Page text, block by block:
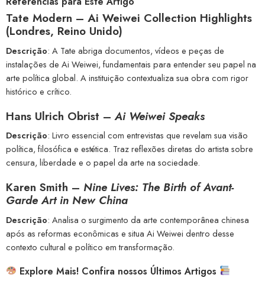
Tate Modern – Ai Weiwei Collection Highlights
(Londres, Reino Unido)
Descrição: A Tate abriga documentos, vídeos e peças de
instalações de Ai Weiwei, fundamentais para entender seu papel na
arte política global. A instituição contextualiza sua obra com rigor
histórico e crítico.
Hans Ulrich Obrist –Ai Weiwei Speaks
Descrição: Livro essencial com entrevistas que revelam sua visão
política, filosófica e estética. Traz reflexões diretas do artista sobre
censura, liberdade e o papel da arte na sociedade.
Karen Smith – Nine Lives: The Birth of Avant-
Garde Art in New China
Descrição: Analisa o surgimento da arte contemporânea chinesa
após as reformas econômicas e situa Ai Weiwei dentro desse
contexto cultural e político em transformação.
Explore Mais! Confira nossos Últimos Artigos